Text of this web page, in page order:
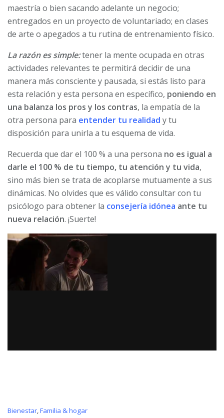
maestría o bien sacando adelante un negocio;
entregados en un proyecto de voluntariado; en clases
de arte o apegados a tu rutina de entrenamiento físico.
La razón es simple:tener la mente ocupada en otras
actividades relevantes te permitirá decidir de una
manera más consciente y pausada, si estás listo para
esta relación y esta persona en específico, poniendo en
una balanza los pros y los contras, la empatía de la
otra persona para entender tu realidad y tu
disposición para unirla a tu esquema de vida.
Recuerda que dar el 100 % a una persona no es igual a
darle el 100 % de tu tiempo, tu atención y tu vida,
sino más bien se trata de acoplarse mutuamente a sus
dinámicas. No olvides que es válido consultar con tu
psicólogo para obtener la consejería idónea ante tu
nueva relación. ¡Suerte!
C
Bienestar,Familia & hogar